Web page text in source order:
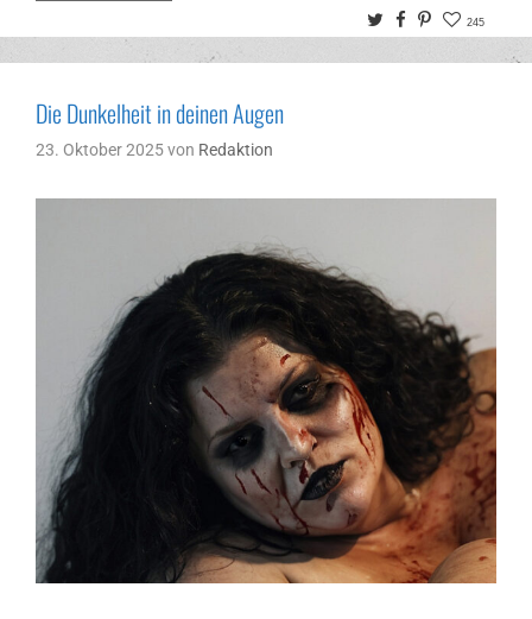
TwitterFacebook
Pinterest
245
Die Dunkelheit in deinen Augen
23. Oktober 2025von Redaktion